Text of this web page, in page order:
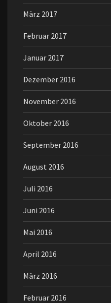
März 2017
Februar 2017
Januar 2017
Dezember 2016
November 2016
Oktober 2016
September 2016
August 2016
Juli 2016
Juni 2016
Mai 2016
April 2016
März 2016
Februar 2016